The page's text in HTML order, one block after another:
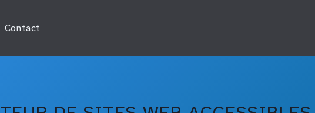
Contact